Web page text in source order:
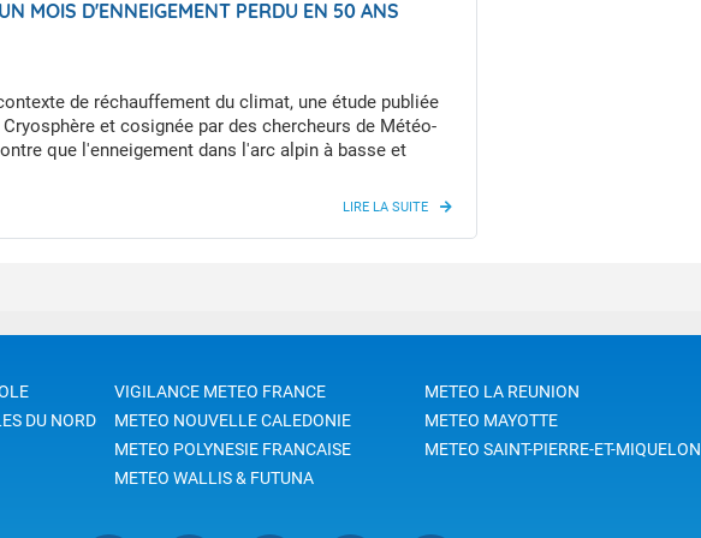
induit par les activités humaines, du déséquilibre
MOIS D'ENNEIGEMENT PERDU EN 50 ANS
de réchauffement du climat, une étude publiée
et cosignée par des chercheurs de Météo-
que l'enneigement dans l'arc alpin à basse et
que de la hauteur de neige. On a ainsi perdu près
DU NORD
VIGILANCE METEO FRANCE
METEO NOUVELLE CALEDONIE
METEO POLYNESIE FRANCAISE
METEO WALLIS & FUTUNA
METEO LA REUNION
METEO MAYOTTE
METEO SAINT-PIERRE-ET-MIQUELON